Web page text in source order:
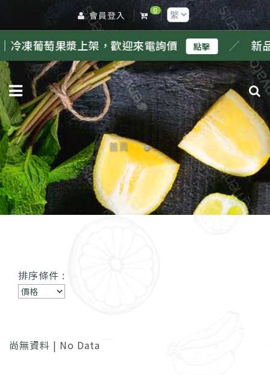
會員登入 0
果漿上架，歡迎來電詢價 點擊 ／新品｜冷凍
首頁
排序條件 :
尚無資料 | No Data